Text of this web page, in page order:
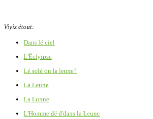
Viyiz étout:
Dans lé ciel
L'Êclyipse
Lé solé ou la leune?
La Leune
La Lunne
L'Homme dé d'dans la Leune